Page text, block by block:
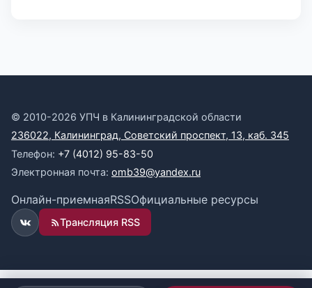
© 2010-2026 УПЧ в Калининградской области
236022, Калининград, Советский проспект, 13, каб. 345
Телефон: +7 (4012) 95-83-50
Электронная почта: omb39@yandex.ru
Онлайн-приемнаяRSSОфициальные ресурсы
ВКонтакте
Трансляция RSS